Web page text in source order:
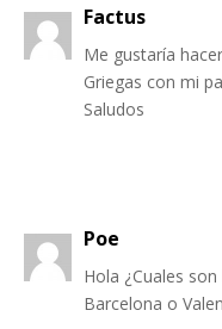
Factus
Me gustaría
Griegas con mi
Saludos
Poe
Hola ¿Cuales
Barcelona o